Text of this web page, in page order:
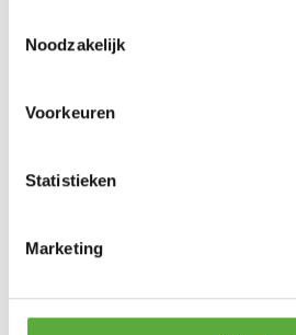
Noodzakelijk
Voorkeuren
Statistieken
Marketing
BIJPASSENDE ACCESSOIRES EN
PRODUCTEN
Crespo Campingkast